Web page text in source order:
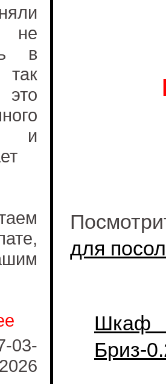
не
в
так
и
03-
2026
для
Шкаф
Бриз-